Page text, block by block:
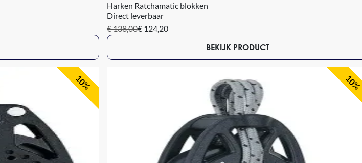
Harken Ratchamatic blokken
Direct leverbaar
€ 138,00€ 124,20
BEKIJK PRODUCT
10% 10%